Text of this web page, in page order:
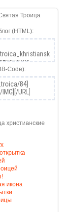
(HTML):
Code):
христианские
икона